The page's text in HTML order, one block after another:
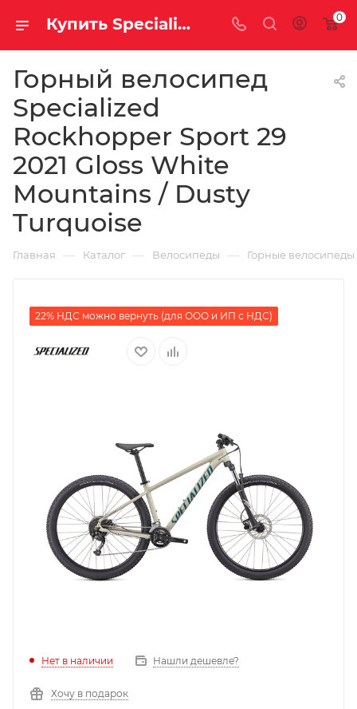
Купить Specialized Rockhopper Sport 29 2021 Gloss White Mountains / Dusty Turquoise за рублей, а со скидкой 72 600 руб. 0
Горный велосипед
Specialized
Rockhopper Sport 29
2021 Gloss White
Mountains / Dusty
Turquoise
Главная — Каталог — Велосипеды — Горные велосипеды
22% НДС можно вернуть (для ООО и ИП с НДС)
Нет в наличии Нашли дешевле?
Хочу в подарок